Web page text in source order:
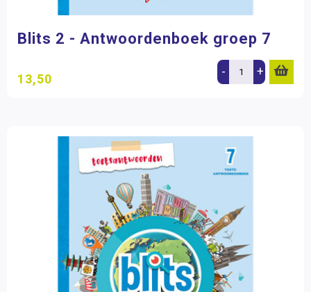
Blits 2 - Antwoordenboek groep 7
13,50 - +